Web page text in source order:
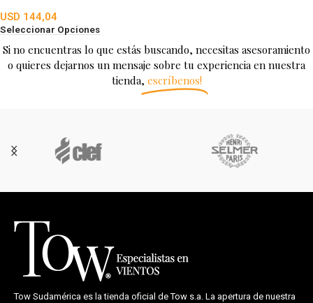
USD 144,04
Seleccionar Opciones
Si no encuentras lo que estás buscando, necesitas asesoramiento
o quieres dejarnos un mensaje sobre tu experiencia en nuestra
tienda, escríbenos!
Tow Sudamérica es la tienda oficial deTow s.a. La apertura de nuestra